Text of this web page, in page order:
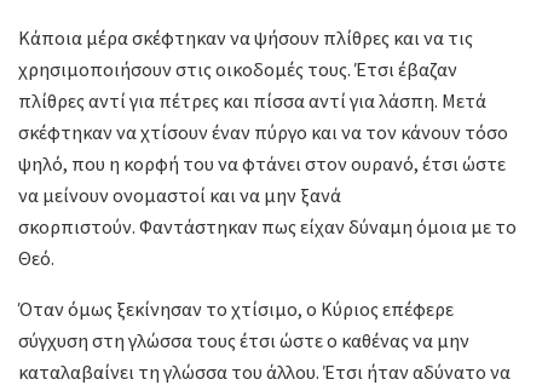
Κάποια μέρα σκέφτηκαν να ψήσουν πλίθρες και να τις
χρησιμοποιήσουν στις οικοδομές τους. Έτσι έβαζαν
πλίθρες αντί για πέτρες και πίσσα αντί για λάσπη. Μετά
σκέφτηκαν να χτίσουν έναν πύργο και να τον κάνουν τόσο
ψηλό, που η κορφή του να φτάνει στον ουρανό, έτσι ώστε
να μείνουν ονομαστοί και να μην ξανά
σκορπιστούν. Φαντάστηκαν πως είχαν δύναμη όμοια με το
Θεό.
Όταν όμως ξεκίνησαν το χτίσιμο, ο Κύριος επέφερε
σύγχυση στη γλώσσα τους έτσι ώστε ο καθένας να μην
καταλαβαίνει τη γλώσσα του άλλου. Έτσι ήταν αδύνατο να